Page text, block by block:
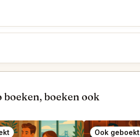
boeken, boeken ook
Ook geboekt